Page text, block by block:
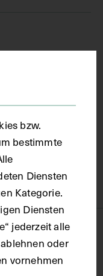
bzw.
bestimmte
Diensten
Kategorie.
Diensten
jederzeit alle
oder
vornehmen